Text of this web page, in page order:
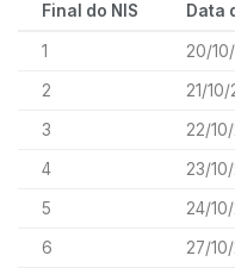
Final do NIS Data
1 20/
2 21/
3 22/
4 23/
5 24/
6 27/